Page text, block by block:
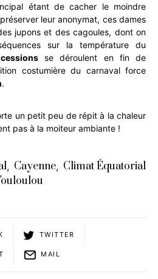
étant de cacher le moindre
leur anonymat, ces dames
jupons et des cagoules, dont on
sur la température du
se déroulent en fin de
costumière du carnaval force
.
un petit peu de répit à la chaleur
pas à la moiteur ambiante !
, Cayenne, Climat Équatorial
TWITTER
MAIL